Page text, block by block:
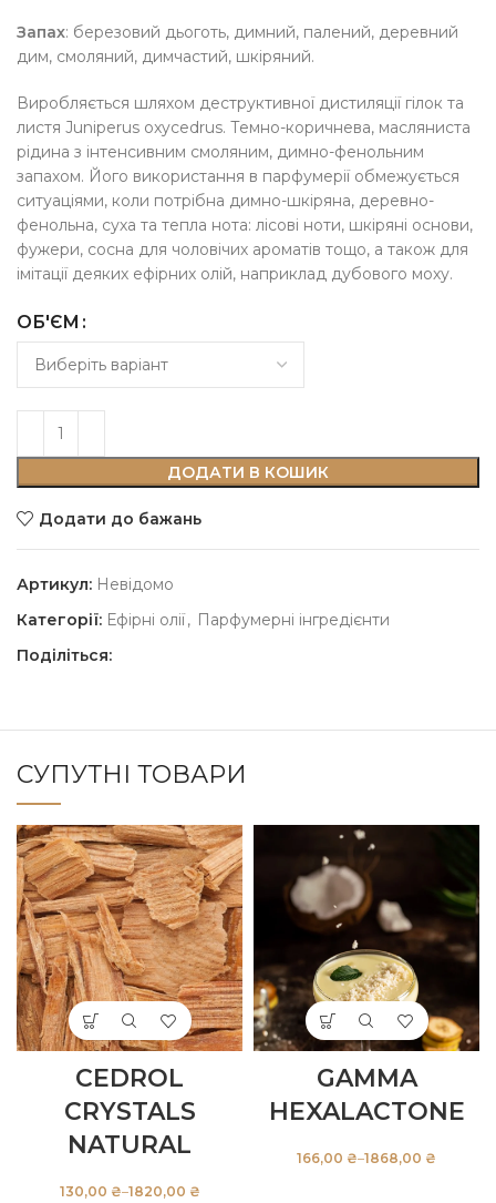
Запах: березовий дьоготь, димний, палений, деревний
дим, смоляний, димчастий, шкіряний.
Виробляється шляхом деструктивної дистиляції гілок та
листя Juniperus oxycedrus. Темно-коричнева, масляниста
рідина з інтенсивним смоляним, димно-фенольним
запахом. Його використання в парфумерії обмежується
ситуаціями, коли потрібна димно-шкіряна, деревно-
фенольна, суха та тепла нота: лісові ноти, шкіряні основи,
фужери, сосна для чоловічих ароматів тощо, а також для
імітації деяких ефірних олій, наприклад дубового моху.
ОБ'ЄМ
ДОДАТИ В КОШИК
Додати до бажань
Артикул: Невідомо
Категорії: Ефірні олії, Парфумерні інгредієнти
Поділіться:
СУПУТНІ ТОВАРИ
CEDROL
CRYSTALS
NATURAL
₴ ₴
GAMMA
HEXALACTONE
₴ ₴